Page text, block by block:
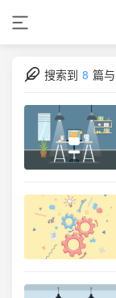
搜索到 8 篇与